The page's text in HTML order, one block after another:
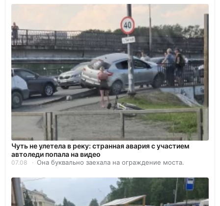
Чуть не улетела в реку: странная авария с участием
автоледи попала на видео
07.08 Она буквально заехала на ограждение моста.